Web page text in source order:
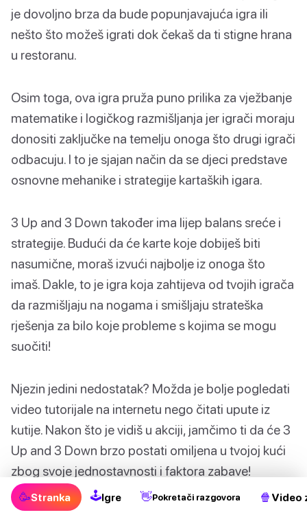
je dovoljno brza da bude popunjavajuća igra ili
nešto što možeš igrati dok čekaš da ti stigne hrana
u restoranu.
Osim toga, ova igra pruža puno prilika za vježbanje
matematike i logičkog razmišljanja jer igrači moraju
donositi zaključke na temelju onoga što drugi igrači
odbacuju. I to je sjajan način da se djeci predstave
osnovne mehanike i strategije kartaških igara.
3 Up and 3 Down također ima lijep balans sreće i
strategije. Budući da će karte koje dobiješ biti
nasumične, moraš izvući najbolje iz onoga što
imaš. Dakle, to je igra koja zahtijeva od tvojih igrača
da razmišljaju na nogama i smišljaju strateška
rješenja za bilo koje probleme s kojima se mogu
suočiti!
Njezin jedini nedostatak? Možda je bolje pogledati
video tutorijale na internetu nego čitati upute iz
kutije. Nakon što je vidiš u akciji, jamčimo ti da će 3
Up and 3 Down brzo postati omiljena u tvojoj kući
zbog svoje jednostavnosti i faktora zabave!
Kako igrati
🥳Stranka 🕹Igre 👋Pokretači razgovora 🍿 Video